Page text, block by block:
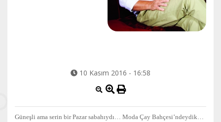
10 Kasım 2016 - 16:58
Güneşli ama serin bir Pazar sabahıydı… Moda Çay Bahçesi’ndeydik…